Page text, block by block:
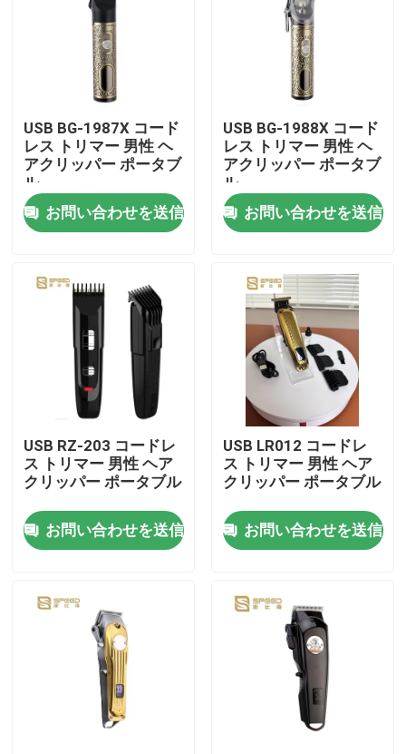
ホーム
製品
VRショー
企業情報
会社案内
品質管理
見積依頼
プロの髪を切断機
USB BG-1987X コード
レス トリマー 男性 ヘ
アクリッパー ポータブ
ル
お問い合わせを送信
USB BG-1988X コード
レス トリマー 男性 ヘ
アクリッパー ポータブ
ル
お問い合わせを送信
USB RZ-203 コードレ
ス トリマー 男性 ヘア
クリッパー ポータブル
お問い合わせを送信
USB LR012 コードレ
ス トリマー 男性 ヘア
クリッパー ポータブル
お問い合わせを送信